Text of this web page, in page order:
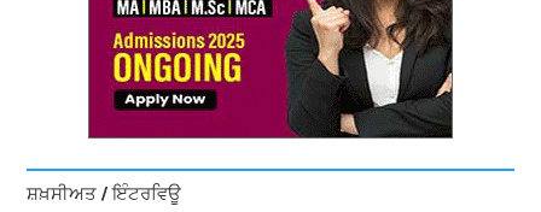
ਸ਼ਖ਼ਸੀਅਤ / ਇੰਟਰਵਿਊ